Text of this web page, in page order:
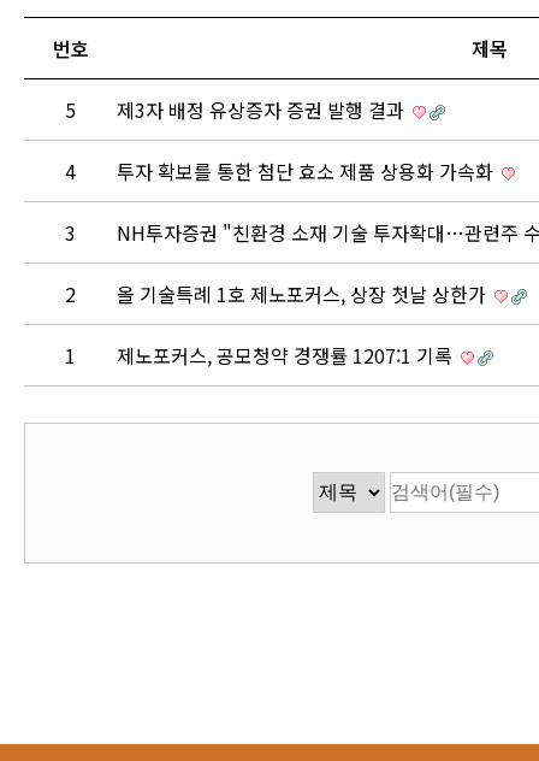
번호 제목
5 제3자 배정 유상증자 증권 발행 결과
4 투자 확보를 통한 첨단 효소 제품 상용화 가속화
3 NH투자증권 "친환경 소재 기술 투자확대…관련주
2 올 기술특례 1호 제노포커스, 상장 첫날 상한가
1 제노포커스, 공모청약 경쟁률 1207:1 기록